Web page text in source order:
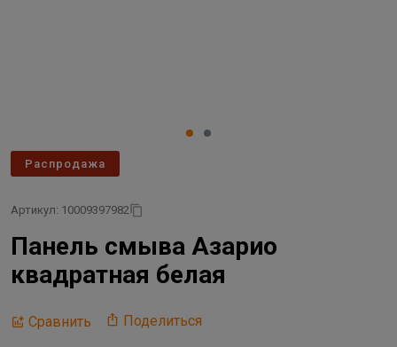
Распродажа
Артикул: 10009397982
Панель смыва Азарио
квадратная белая
Сравнить Поделиться